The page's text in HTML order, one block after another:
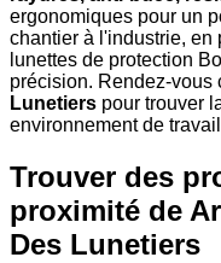
ergonomiques pour un
chantier à l'industrie, en
lunettes de protection
précision. Rendez-vous
Lunetiers pour trouver
environnement de
Trouver des
proximité de
Des Lunetiers